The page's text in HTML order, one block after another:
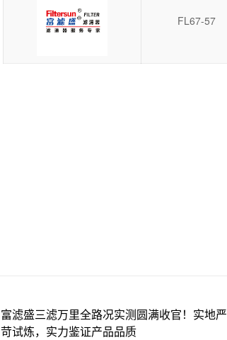
FL67-57
富滤盛三滤万里全路况实测圆满收官！实地严
苛试炼，实力鉴证产品品质